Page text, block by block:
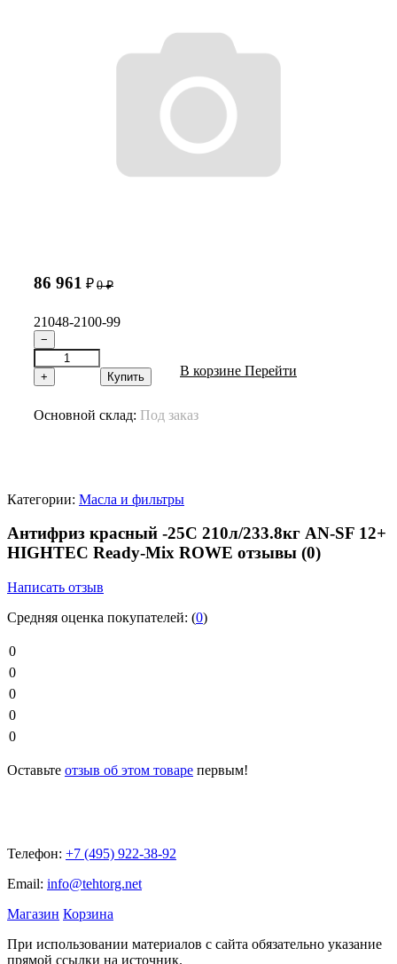
86 961 ₽ 0 ₽
21048-2100-99
−
+ Купить В корзине Перейти
Основной склад: Под заказ
Категории: Масла и фильтры
Антифриз красный -25C 210л/233.8кг AN-SF 12+
HIGHTEC Ready-Mix ROWE отзывы (0)
Написать отзыв
Средняя оценка покупателей: (0)
0
0
0
0
0
Оставьте отзыв об этом товаре первым!
Телефон: +7 (495) 922-38-92
Email: info@tehtorg.net
Магазин Корзина
При использовании материалов с сайта обязательно указание
прямой ссылки на источник.